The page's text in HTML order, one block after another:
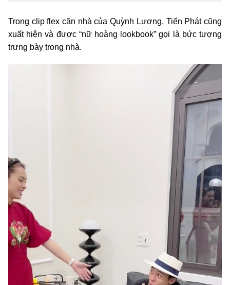
Trong clip flex căn nhà của Quỳnh Lương, Tiến Phát cũng
xuất hiện và được “nữ hoàng lookbook” gọi là bức tượng
trưng bày trong nhà.